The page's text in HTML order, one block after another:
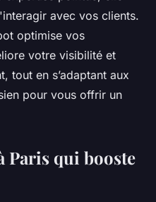
avec vos clients.
optimise vos
votre visibilité et
tout en s’adaptant aux
pour vous offrir un
Paris qui booste